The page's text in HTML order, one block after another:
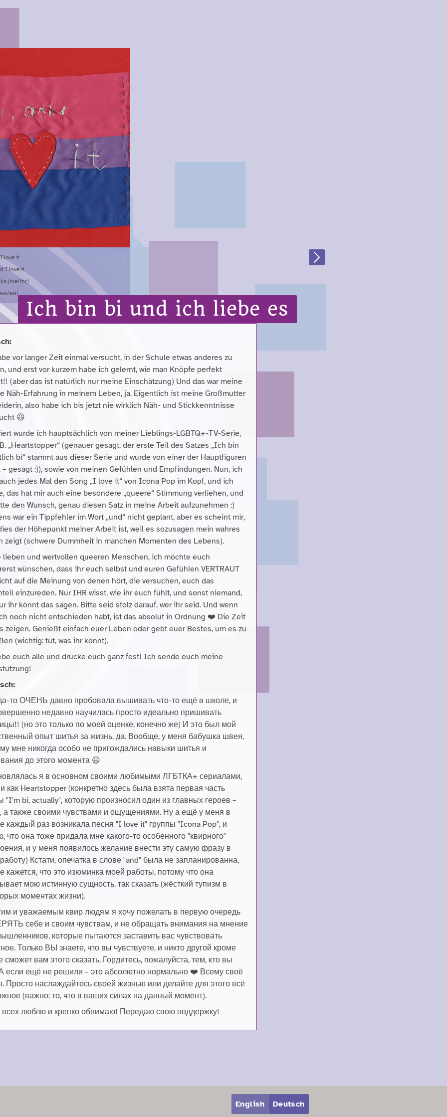
Next
love it
I love it
(sie/ihr)
её)
Ich bin bi und ich liebe es
vor langer Zeit einmal versucht, in der Schule etwas anderes zu
und erst vor kurzem habe ich gelernt, wie man Knöpfe perfekt
(aber das ist natürlich nur meine Einschätzung) Und das war meine
Näh-Erfahrung in meinem Leben, ja. Eigentlich ist meine Großmutter
also habe ich bis jetzt nie wirklich Näh- und Stickkenntnisse
😃
wurde ich hauptsächlich von meiner Lieblings-LGBTQ+-TV-Serie,
„Heartstopper“ (genauer gesagt, der erste Teil des Satzes „Ich bin
bi“ stammt aus dieser Serie und wurde von einer der Hauptfiguren
– gesagt :)), sowie von meinen Gefühlen und Empfindungen. Nun, ich
jedes Mal den Song „I love it“ von Icona Pop im Kopf, und ich
das hat mir auch eine besondere „queere“ Stimmung verliehen, und
den Wunsch, genau diesen Satz in meine Arbeit aufzunehmen :)
war ein Tippfehler im Wort „und“ nicht geplant, aber es scheint mir,
der Höhepunkt meiner Arbeit ist, weil es sozusagen mein wahres
zeigt (schwere Dummheit in manchen Momenten des Lebens).
lieben und wertvollen queeren Menschen, ich möchte euch
wünschen, dass ihr euch selbst und euren Gefühlen VERTRAUT
auf die Meinung von denen hört, die versuchen, euch das
einzureden. Nur IHR wisst, wie ihr euch fühlt, und sonst niemand,
ihr könnt das sagen. Bitte seid stolz darauf, wer ihr seid. Und wenn
noch nicht entschieden habt, ist das absolut in Ordnung ❤️ Die Zeit
zeigen. Genießt einfach euer Leben oder gebt euer Bestes, um es zu
(wichtig: tut, was ihr könnt).
euch alle und drücke euch ganz fest! Ich sende euch meine
то ОЧЕНЬ давно пробовала вышивать что-то ещё в школе, и
недавно научилась просто идеально пришивать
(но это только по моей оценке, конечно же) И это был мой
опыт шитья за жизнь, да. Вообще, у меня бабушка швея,
мне никогда особо не пригождались навыки шитья и
до этого момента 😃
я в основном своими любимыми ЛГБТКА+ сериалами,
как Heartstopper (конкретно здесь была взята первая часть
"I'm bi, actually", которую произносил один из главных героев –
а также своими чувствами и ощущениями. Ну а ещё у меня в
каждый раз возникала песня "I love it" группы "Icona Pop", и
что она тоже придала мне какого-то особенного "квирного"
и у меня появилось желание внести эту самую фразу в
Кстати, опечатка в слове "and" была не запланированна,
кажется, что это изюминка моей работы, потому что она
мою истинную сущность, так сказать (жёсткий тупизм в
моментах жизни).
и уважаемым квир людям я хочу пожелать в первую очередь
себе и своим чувствам, и не обращать внимания на мнение
которые пытаются заставить вас чувствовать
Только ВЫ знаете, что вы чувствуете, и никто другой кроме
сможет вам этого сказать. Гордитесь, пожалуйста, тем, кто вы
если ещё не решили – это абсолютно нормально ❤️ Всему своё
Просто наслаждайтесь своей жизнью или делайте для этого всё
(важно: то, что в ваших силах на данный момент).
всех люблю и крепко обнимаю! Передаю свою поддержку!
English
Deutsch